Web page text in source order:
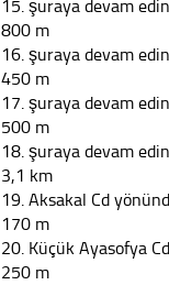
15. şuraya devam
800 m
16. şuraya devam
450 m
17. şuraya devam
500 m
18. şuraya devam
3,1 km
19. Aksakal Cd
170 m
20. Küçük Ayasofya
250 m